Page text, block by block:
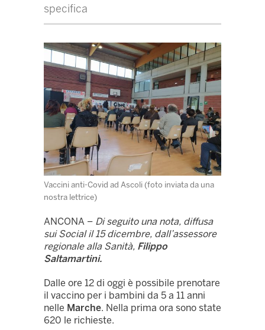
specifica
Vaccini anti-Covid ad Ascoli (foto inviata da una
nostra lettrice)
ANCONA – Di seguito una nota, diffusa
sui Social il 15 dicembre, dall’assessore
regionale alla Sanità, Filippo
Saltamartini.
Dalle ore 12 di oggi è possibile prenotare
il vaccino per i bambini da 5 a 11 anni
nelle Marche. Nella prima ora sono state
620 le richieste.